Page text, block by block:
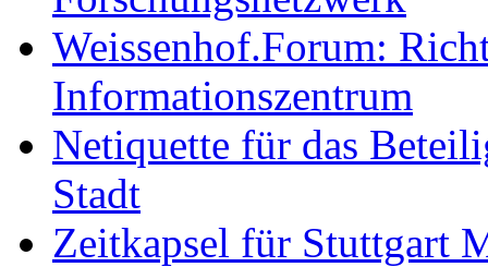
Weissenhof.Forum:
Informationszentrum
Netiquette für das
Stadt
Zeitkapsel für Stuttgart